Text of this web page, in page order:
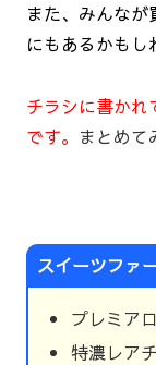
また、みんな
にもあるかもし
チラシに書かれ
です。 まとめて
スイーツファ
プレミア
特濃レア